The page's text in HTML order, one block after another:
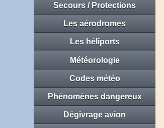
Secours / Protections
Les aérodromes
Les héliports
Météorologie
Codes météo
Phénomènes dangereux
Dégivrage avion